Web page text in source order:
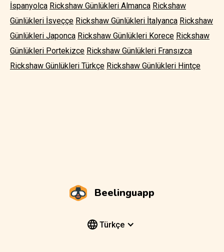
İspanyolca Rickshaw Günlükleri Almanca Rickshaw
Günlükleri İsveççe Rickshaw Günlükleri İtalyanca Rickshaw
Günlükleri Japonca Rickshaw Günlükleri Korece Rickshaw
Günlükleri Portekizce Rickshaw Günlükleri Fransızca
Rickshaw Günlükleri Türkçe Rickshaw Günlükleri Hintçe
Beelinguapp
Türkçe